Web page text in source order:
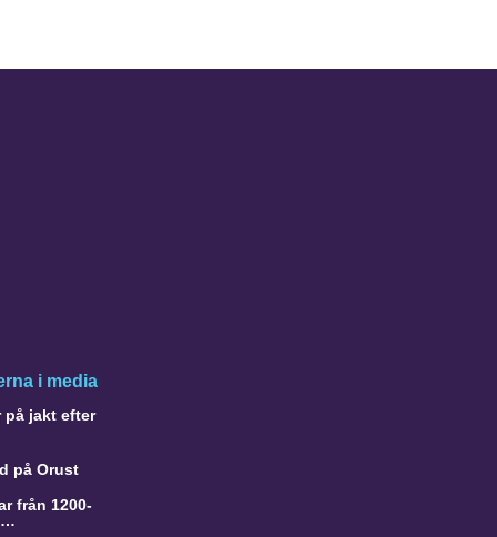
i media
på jakt efter
på Orust
från 1200-